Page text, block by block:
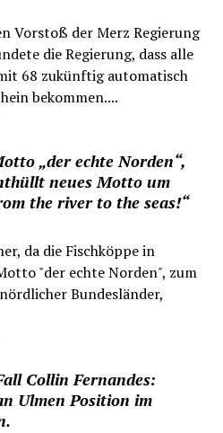
Vorstoß der Merz Regierung
die Regierung, dass alle
68 zukünftig automatisch
bekommen....
„der echte Norden“,
neues Motto um
the river to the seas!“
da die Fischköppe in
"der echte Norden", zum
Bundesländer,
Collin Fernandes:
Ulmen Position im